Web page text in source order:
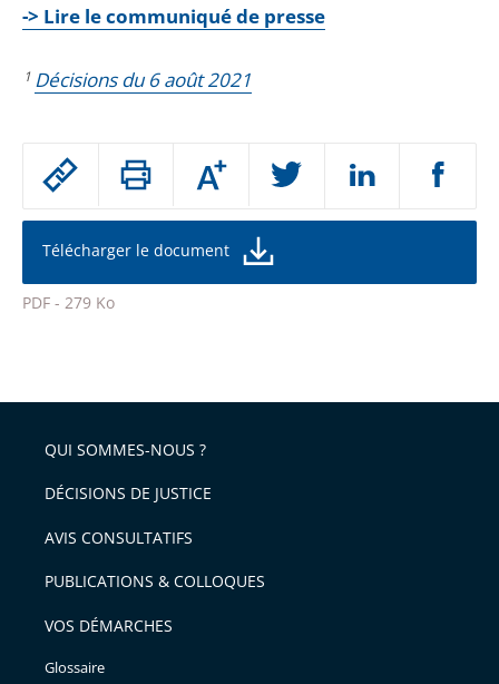
Passer
partage
de
l'article
pour
Augmenter
ou
la
de
police
Télécharger le document
PDF - 279 Ko
l'article
pour
avant
-> Lire le communiqué de presse
1 Décisions du 6 août 2021
QUI SOMMES-NOUS ?
DÉCISIONS DE JUSTICE
AVIS CONSULTATIFS
PUBLICATIONS & COLLOQUES
VOS DÉMARCHES
Glossaire